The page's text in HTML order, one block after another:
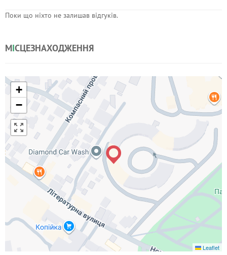
Поки що ніхто не залишав відгуків.
МІСЦЕЗНАХОДЖЕННЯ
+
−
Leaflet